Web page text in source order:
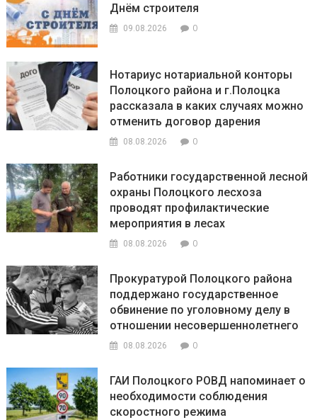
Днём строителя
09.08.2026 0
Нотариус нотариальной конторы
Полоцкого района и г.Полоцка
рассказала в каких случаях можно
отменить договор дарения
08.08.2026 0
Работники государственной лесной
охраны Полоцкого лесхоза
проводят профилактические
мероприятия в лесах
08.08.2026 0
Прокуратурой Полоцкого района
поддержано государственное
обвинение по уголовному делу в
отношении несовершеннолетнего
08.08.2026 0
ГАИ Полоцкого РОВД напоминает о
необходимости соблюдения
скоростного режима